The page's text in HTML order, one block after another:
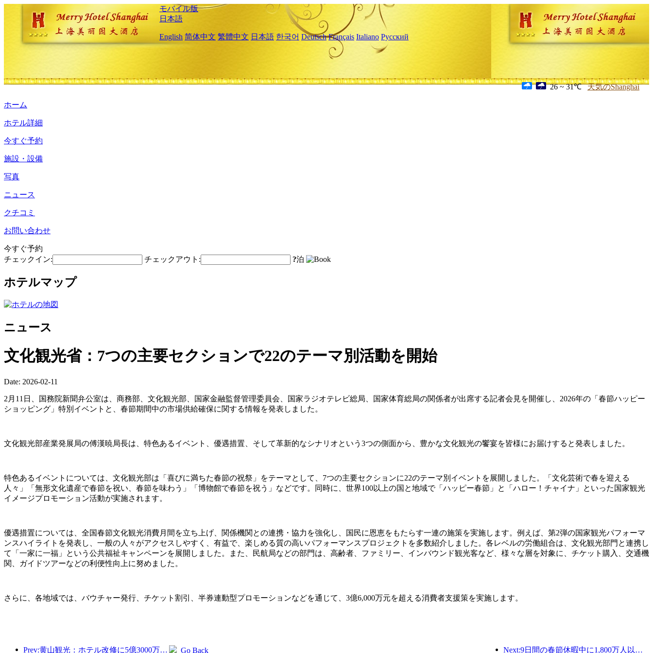
モバイル版
日本語
English 简体中文 繁體中文 日本語 한국어 Deutsch Français Italiano Русский
26 ~ 31℃ 天気のShanghai
ホーム
ホテル詳細
今すぐ予約
施設・設備
写真
ニュース
クチコミ
お問い合わせ
今すぐ予約
チェックイン:
チェックアウト: ?泊
ホテルマップ
ニュース
文化観光省：7つの主要セクションで22のテーマ別活動を開始
Date: 2026-02-11
2月11日、国務院新聞弁公室は、商務部、文化観光部、国家金融監督管理委員会、国家ラジオテレビ総局、国家体育総局の関係者が出席する記者会見を開催し、2026年の「春節ハッピー
ショッピング」特別イベントと、春節期間中の市場供給確保に関する情報を発表しました。
文化観光部産業発展局の傅漢暁局長は、特色あるイベント、優遇措置、そして革新的なシナリオという3つの側面から、豊かな文化観光の饗宴を皆様にお届けすると発表しました。
特色あるイベントについては、文化観光部は「喜びに満ちた春節の祝祭」をテーマとして、7つの主要セクションに22のテーマ別イベントを展開しました。「文化芸術で春を迎える
人々」「無形文化遺産で春節を祝い、春節を味わう」「博物館で春節を祝う」などです。同時に、世界100以上の国と地域で「ハッピー春節」と「ハロー！チャイナ」といった国家観光
イメージプロモーション活動が実施されます。
優遇措置については、全国春節文化観光消費月間を立ち上げ、関係機関との連携・協力を強化し、国民に恩恵をもたらす一連の施策を実施します。例えば、第2弾の国家観光パフォーマ
ンスハイライトを発表し、一般の人々がアクセスしやすく、有益で、楽しめる質の高いパフォーマンスプロジェクトを多数紹介しました。各レベルの労働組合は、文化観光部門と連携し
て「一家に一福」という公共福祉キャンペーンを展開しました。また、民航局などの部門は、高齢者、ファミリー、インバウンド観光客など、様々な層を対象に、チケット購入、交通機
関、ガイドツアーなどの利便性向上に努めました。
さらに、各地域では、バウチャー発行、チケット割引、半券連動型プロモーションなどを通じて、3億6,000万元を超える消費者支援策を実施します。
Prev:黄山観光：ホテル改修に5億3000万元を投資する計画 Next:9日間の春節休暇中に1,800万人以上が国内外を旅行すると予想されている。
Go Back